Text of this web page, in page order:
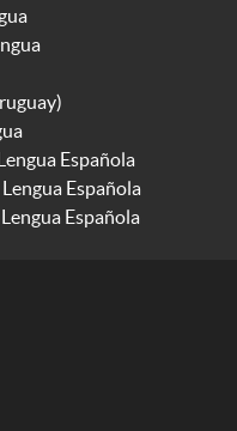
Española
Española
Española